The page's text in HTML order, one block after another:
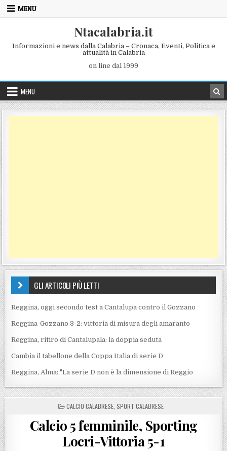
Skip to content
MENU
Ntacalabria.it
Informazioni e news dalla Calabria – Cronaca, Eventi, Politica e
attualità in Calabria
on line dal 1999
MENU
GLI ARTICOLI PIÙ LETTI
Reggina, oggi secondo test a Cantalupa contro il Gozzano
Reggina-Gozzano 3-2: vittoria di misura degli amaranto
Reggina, ritiro di Cantalupala: la doppia seduta
Cambia il tabellone della Coppa Italia di serie D
Reggina, Alma: "La serie D non è la dimensione di Reggio
POSTED IN
CALCIO CALABRESE SPORT CALABRESE
Calcio 5 femminile, Sporting
Locri-Vittoria 5-1